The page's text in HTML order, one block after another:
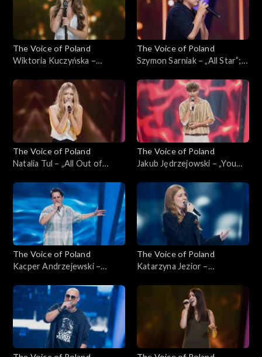
września 2024
września 2024
The Voice of Poland
Wiktoria Kuczyńska –
of Poland”, Przesłuchania w
ciemno, 21 września 2024
The Voice of Poland
Szymon Sarniak – „All Star”;
Przesłuchania w ciemno, 21
września 2024
The Voice of Poland
Natalia Tul – „All Out of
Przesłuchania w ciemno, 21
września 2024
The Voice of Poland
Jakub Jędrzejowski – „You
of Poland”, Przesłuchania w
ciemno, 21 września 2024
The Voice of Poland
Kacper Andrzejewski –
Poland”, Przesłuchania w
ciemno, 21 września 2024
The Voice of Poland
Katarzyna Jezior –
Poland”, Przesłuchania w
ciemno, 21 września 2024